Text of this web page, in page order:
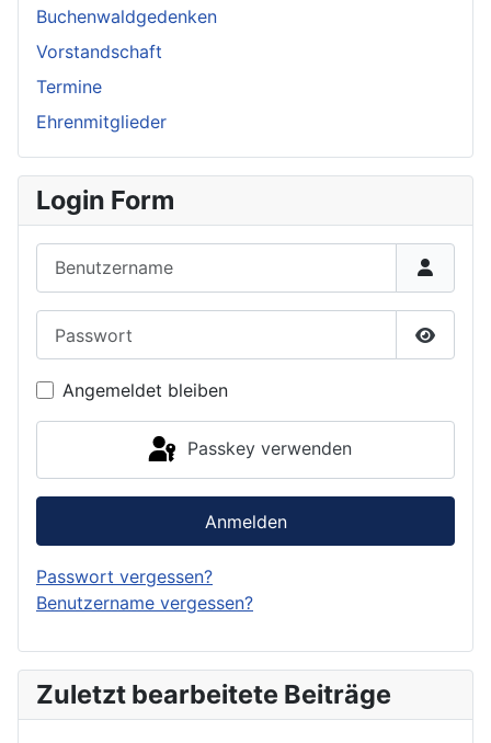
Buchenwaldgedenken
Vorstandschaft
Termine
Ehrenmitglieder
Login Form
Angemeldet bleiben
Passkey verwenden
Anmelden
Passwort vergessen?
Benutzername vergessen?
Zuletzt bearbeitete Beiträge